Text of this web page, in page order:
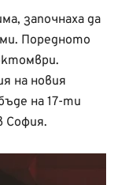
започнаха да
Поредното
на новия
на 17-ти
София.